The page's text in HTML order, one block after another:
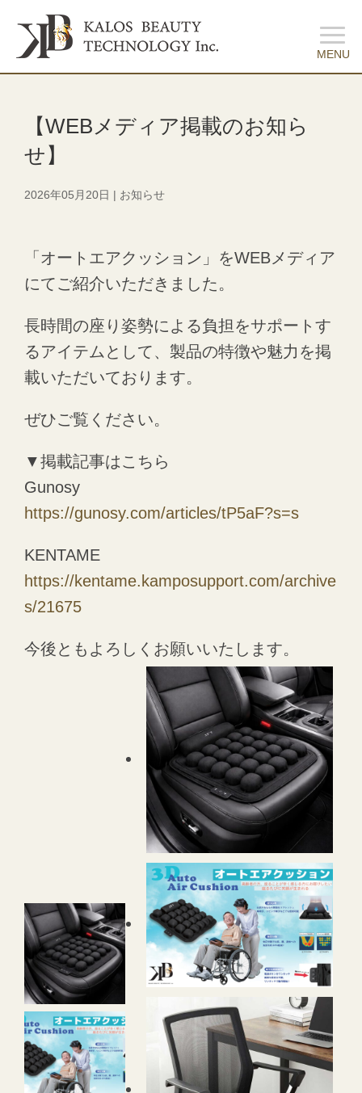
【WEBメディア掲載のお知ら
せ】
2026年05月20日 | お知らせ
「オートエアクッション」をWEBメディア
にてご紹介いただきました。
長時間の座り姿勢による負担をサポートす
るアイテムとして、製品の特徴や魅力を掲
載いただいております。
ぜひご覧ください。
▼掲載記事はこちら
Gunosy
https://gunosy.com/articles/tP5aF?s=s
KENTAME
https://kentame.kamposupport.com/archive
s/21675
今後ともよろしくお願いいたします。